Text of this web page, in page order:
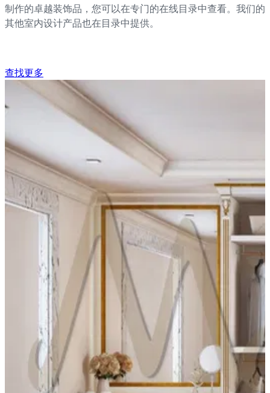
制作的卓越装饰品，您可以在专门的在线目录中查看。我们的
其他室内设计产品也在目录中提供。
查找更多